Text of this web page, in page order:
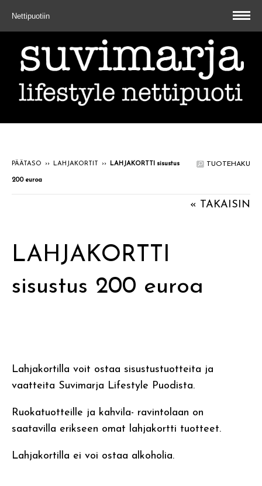
Nettipuotiin
TUOTEHAKU
PÄÄTASO ›› LAHJAKORTIT ›› LAHJAKORTTI sisustus
200 euroa
« TAKAISIN
LAHJAKORTTI
sisustus 200 euroa
Lahjakortilla voit ostaa sisustustuotteita ja
vaatteita Suvimarja Lifestyle Puodista.
Ruokatuotteille ja kahvila- ravintolaan on
saatavilla erikseen omat lahjakortti tuotteet.
Lahjakortilla ei voi ostaa alkoholia.